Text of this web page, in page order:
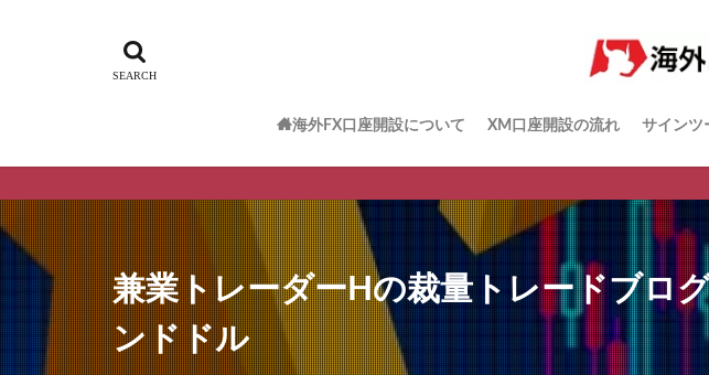
海外FX口座開設について XM口座開設の流れ サインツ
兼業トレーダーHの裁量トレードブ
ンドドル